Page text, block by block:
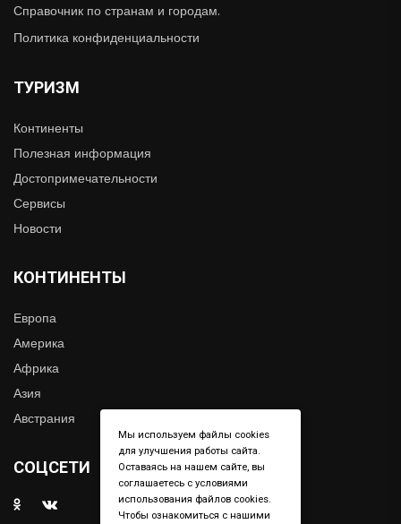
Справочник по странам и городам.
Политика конфиденциальности
ТУРИЗМ
Континенты
Полезная информация
Достопримечательности
Сервисы
Новости
КОНТИНЕНТЫ
Европа
Америка
Африка
Азия
Австрания
СОЦСЕТИ
Мы используем файлы cookies
для улучшения работы сайта.
Оставаясь на нашем сайте, вы
соглашаетесь с условиями
использования файлов cookies.
Чтобы ознакомиться с нашими